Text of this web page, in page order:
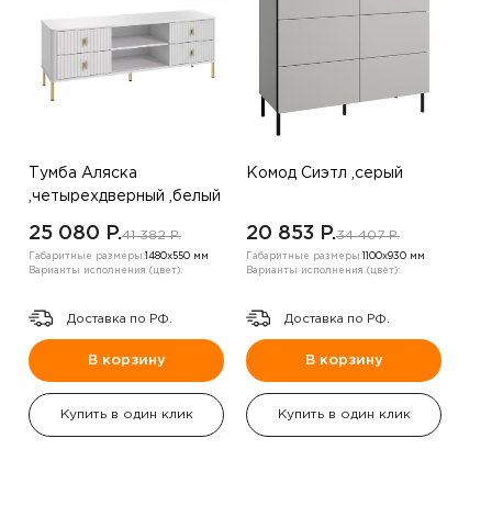
Тумба Аляска
,четырехдверный ,белый
25 080 P.41 382 P.
Габаритные размеры: 1480х550 мм
Варианты исполнения (цвет):
Доставка по РФ.
В корзину
Купить в один клик
Комод Сиэтл ,серый
20 853 P.34 407 P.
Габаритные размеры: 1100х930 мм
Варианты исполнения (цвет):
Доставка по РФ.
В корзину
Купить в один клик